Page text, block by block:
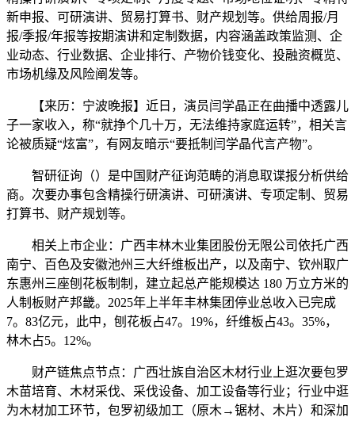
新申报、可研演讲、贸易打算书、财产规划等。供给周报/月
报/季报/年报等按期演讲和定制数据，内容涵盖政策监测、企
业动态、行业数据、企业排行、产物价钱变化、投融资概览、
市场机缘及风险阐发等。
【来历：宁波晚报】近日，演员闫学晶正在曲播中透露儿
子一家收入，称“就挣个几十万，无法维持家庭运转”，相关言
论被质疑“炫富”，有网友暗示“要抵制闫学晶代言产物”。
智研征询（）是中国财产征询范畴的消息取谍报分析供给
商。次要办事包含精操行研演讲、可研演讲、专项定制、贸易
打算书、财产规划等。
相关上市企业：广西丰林木业集团股份无限公司依托广西
南宁、百色及安徽池州三大纤维板出产，以及南宁、钦州取广
东惠州三座刨花板制制，建立起总产能规模达 180 万立方米的
人制板财产邦畿。2025年上半年丰林集团停业总收入已完成
7。83亿元，此中，刨花板占47。19%，纤维板占43。35%，
林木占5。12%。
财产链焦点节点：广西壮族自治区木材行业上逛次要包罗
木苗培育、木材采伐、采伐设备、加工设备等行业；行业中逛
为木材加工环节，包罗初级加工（原木→锯材、木片）和深加